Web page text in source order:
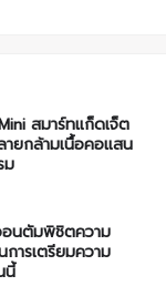
สมาร์ทแก็ดเจ็ต
ยกล้ามเนื้อคอแสน
ม
นตัมพิชิตความ
ารเตรียมความ
นี้